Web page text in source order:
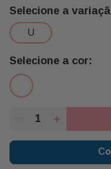
1 Celofane Albano
1 Almofada Coração
Presentes
1 Caixa do Santos Buon
u